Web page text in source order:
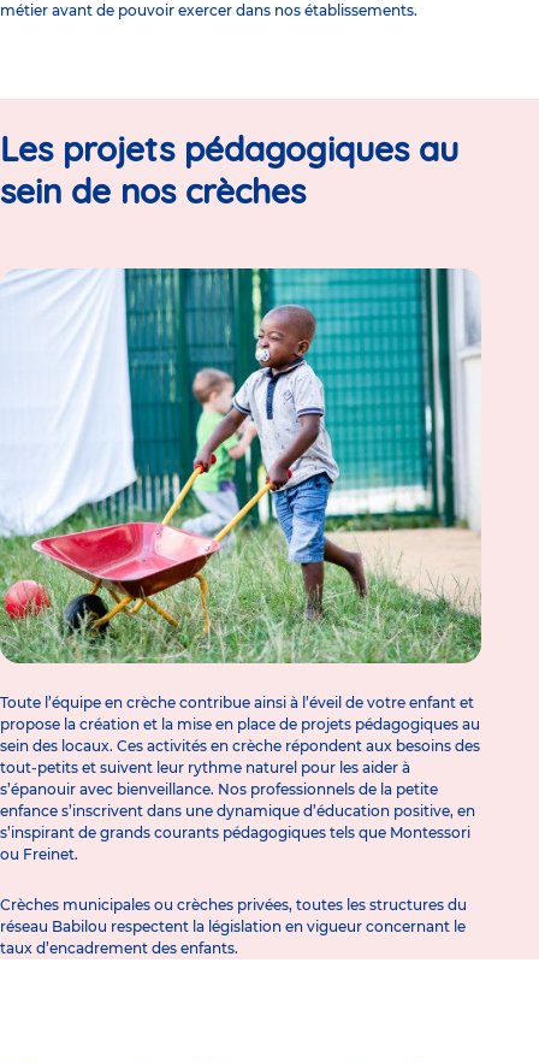
métier avant de pouvoir exercer dans nos établissements.
Les projets pédagogiques au
sein de nos crèches
Toute l’équipe en crèche contribue ainsi à l’éveil de votre enfant et
propose la création et la mise en place de projets pédagogiques au
sein des locaux. Ces activités en crèche répondent aux besoins des
tout-petits et suivent leur rythme naturel pour les aider à
s’épanouir avec bienveillance. Nos professionnels de la petite
enfance s’inscrivent dans une dynamique d’éducation positive, en
s’inspirant de grands courants pédagogiques tels que Montessori
ou Freinet.
Crèches municipales ou crèches privées, toutes les structures du
réseau Babilou respectent la législation en vigueur concernant le
taux d’encadrement des enfants.